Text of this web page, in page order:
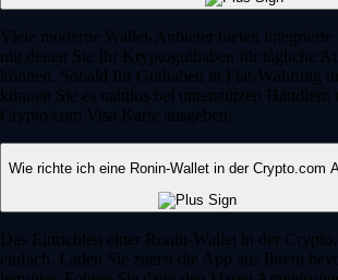
Viele moderne Wallet-Anbieter bieten integrierte
mit denen Sie Ihr Kryptoguthaben für tägliche
können. Sobald Ihr Guthaben in Fiat-Währung
können Sie es nahtlos bei unterstützen
Crypto.com Visa Karte ausgeben.
Wie richte ich eine Ronin-Wallet in der Crypto.com
Das Einrichten einer Ronin-Wallet in der
einfach. Laden Sie zuerst die App aus Ihrem